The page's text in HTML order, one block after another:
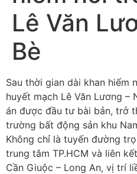
Lê Văn
Bè
Sau thời gian dài khan hiếm
huyết mạch Lê Văn Lương –
án được đầu tư bài bản, trở
trường bất động sản khu
Không chỉ là tuyến đường
trung tâm TP.HCM và liên
Cần Giuộc – Long An, vị trí